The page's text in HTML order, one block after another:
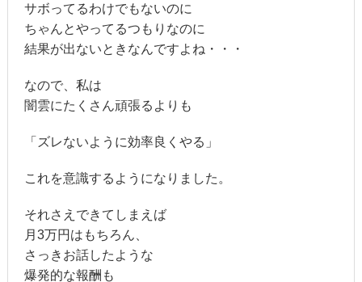
サボってるわけでもないのに
ちゃんとやってるつもりなのに
結果が出ないときなんですよね・・・
なので、私は
闇雲にたくさん頑張るよりも
「ズレないように効率良くやる」
これを意識するようになりました。
それさえできてしまえば
月3万円はもちろん、
さっきお話したような
爆発的な報酬も